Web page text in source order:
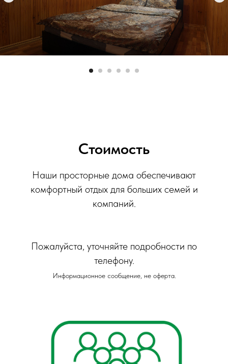
Стоимость
Наши просторные дома обеспечивают
комфортный отдых для больших семей и
компаний.
Пожалуйста, уточняйте подробности по
телефону.
Информационное сообщение, не оферта.